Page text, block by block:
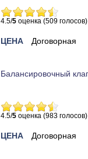
4.5/5 оценка (509 голосов)
ЦЕНА Договорная
Балансировочный
4.5/5 оценка (983 голосов)
ЦЕНА Договорная